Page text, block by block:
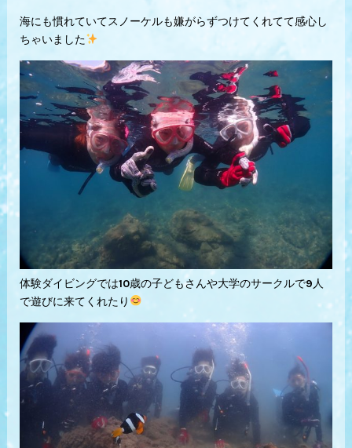
海にも慣れていてスノーケルも嫌がらずつけてくれてて感心し
ちゃいました
体験ダイビングでは10歳の子どもさんや大学のサークルで9人
で遊びに来てくれたり